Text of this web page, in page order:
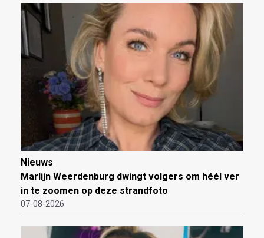
Nieuws
Marlijn Weerdenburg dwingt volgers om héél ver
in te zoomen op deze strandfoto
07-08-2026